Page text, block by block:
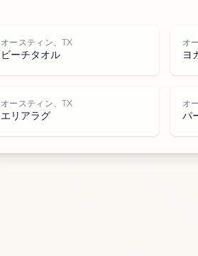
オースティン、TX
ビーチタオル
オ
ヨ
オースティン、TX
エリアラグ
オ
パ